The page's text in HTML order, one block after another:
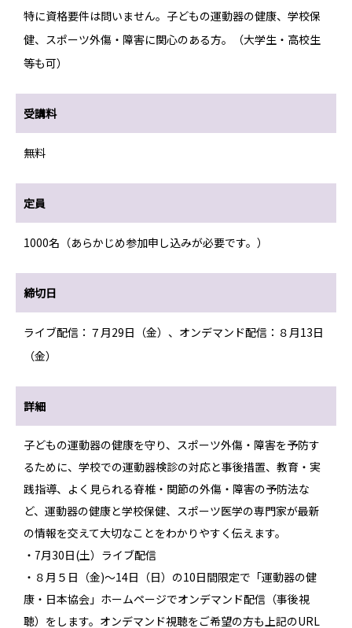
特に資格要件は問いません。子どもの運動器の健康、学校保
健、スポーツ外傷・障害に関心のある方。（大学生・高校生
等も可）
受講料
無料
定員
1000名（あらかじめ参加申し込みが必要です。）
締切日
ライブ配信：７月29日（金）、オンデマンド配信：８月13日
（金）
詳細
子どもの運動器の健康を守り、スポーツ外傷・障害を予防す
るために、学校での運動器検診の対応と事後措置、教育・実
践指導、よく見られる脊椎・関節の外傷・障害の予防法な
ど、運動器の健康と学校保健、スポーツ医学の専門家が最新
の情報を交えて大切なことをわかりやすく伝えます。
・7月30日(土）ライブ配信
・８月５日（金)～14日（日）の10日間限定で「運動器の健
康・日本協会」ホームページでオンデマンド配信（事後視
聴）をします。オンデマンド視聴をご希望の方も上記のURL